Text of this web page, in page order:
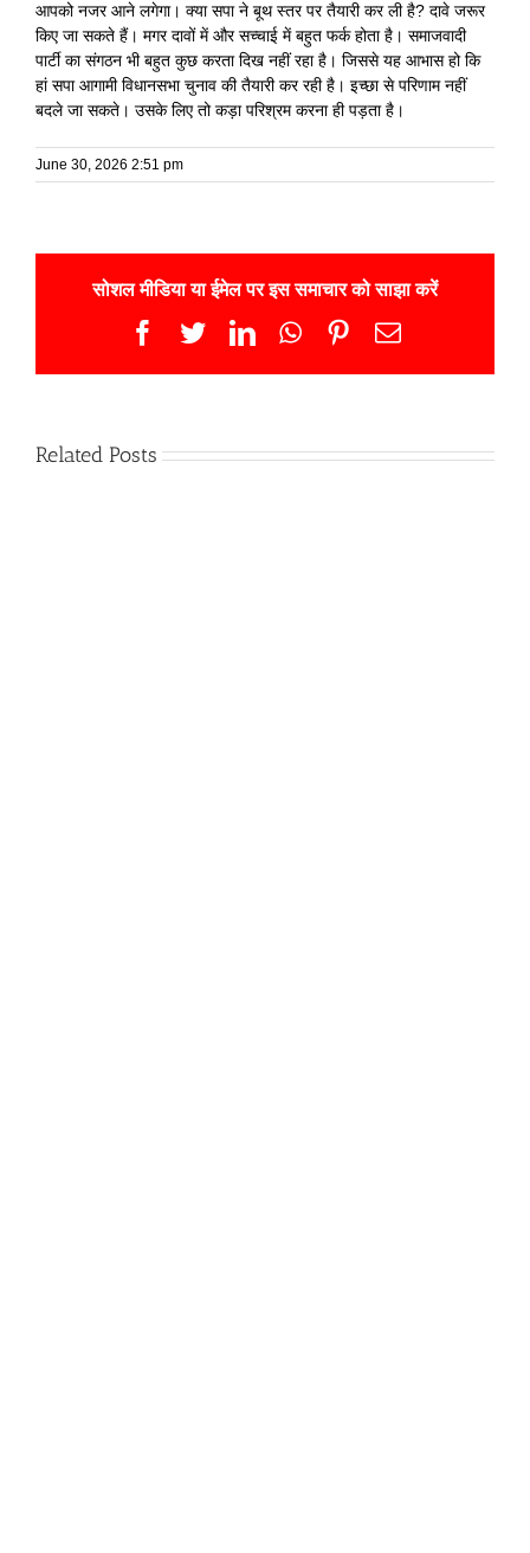
आपको नजर आने लगेगा। क्या सपा ने बूथ स्तर पर तैयारी कर ली है? दावे जरूर
किए जा सकते हैं। मगर दावों में और सच्चाई में बहुत फर्क होता है। समाजवादी
पार्टी का संगठन भी बहुत कुछ करता दिख नहीं रहा है। जिससे यह आभास हो कि
हां सपा आगामी विधानसभा चुनाव की तैयारी कर रही है। इच्छा से परिणाम नहीं
बदले जा सकते। उसके लिए तो कड़ा परिश्रम करना ही पड़ता है।
June 30, 2026 2:51 pm
सोशल मीडिया या ईमेल पर इस समाचार को साझा करें
Facebook
TwitterLinkedInWhatsApp
Pinterest
Email
Related Posts